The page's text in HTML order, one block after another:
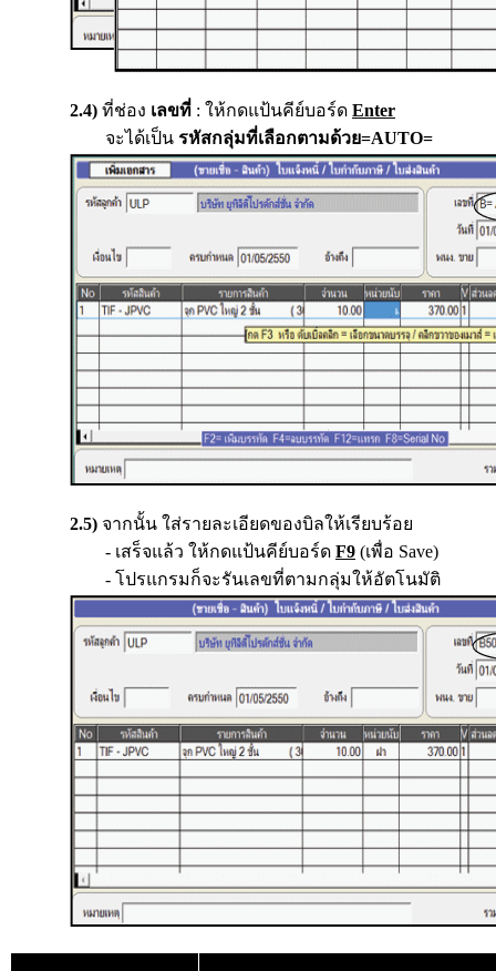
2.4) ที่ช่อง เลขที่ : ให้กดแป้นคีย์บอร์ด Enter
จะได้เป็น รหัสกลุ่มที่เลือกตามด้วย=AUTO=
2.5) จากนั้น ใส่รายละเอียดของบิลให้เรียบร้อย
- เสร็จแล้ว ให้กดแป้นคีย์บอร์ด F9 (เพื่อ Save)
- โปรแกรมก็จะรันเลขที่ตามกลุ่มให้อัตโนมัติ